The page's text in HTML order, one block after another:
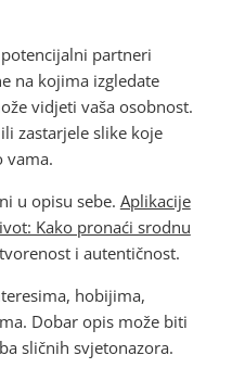
partneri
na kojima izgledate
vidjeti vaša osobnost.
zastarjele slike koje
vama.
u opisu sebe. Aplikacije
Kako pronaći srodnu
i autentičnost.
hobijima,
Dobar opis može biti
sličnih svjetonazora.